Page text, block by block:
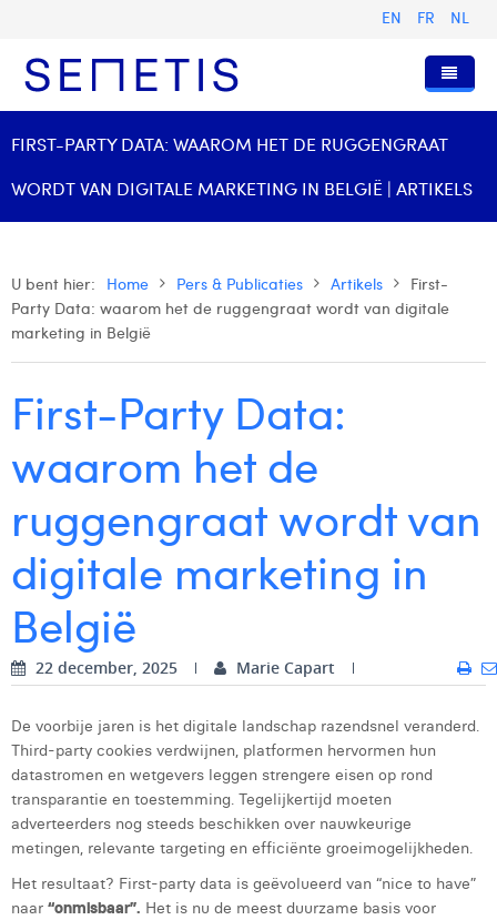
EN FR NL
Digital Advertising
Technologie
Wie zijn wij
Het Team
Arthur Collard
Charlie Deschamps
Dhan Claes
Diane Tremouroux
Edouard Polet
Elio Civalleri
Floriane Defacqz
Glenn Vanderlinden
Hanne Van Loock
Janne Beke
Omnicom Media Group
Artikels
Persberichten
Klanten
Strategy Director
Digital Business Analyst
Digital Business Consultant NL
Digital Business Intern
Contact
FIRST-PARTY DATA: WAAROM HET DE RUGGENGRAAT
WORDT VAN DIGITALE MARKETING IN BELGIË | ARTIKELS
U bent hier: Home Pers & Publicaties Artikels
First-
Party Data: waarom het de ruggengraat wordt van digitale
marketing in België
First-Party Data:
waarom het de
ruggengraat wordt van
digitale marketing in
België
22 december, 2025 Marie Capart
De voorbije jaren is het digitale landschap razendsnel veranderd.
Third-party cookies verdwijnen, platformen hervormen hun
datastromen en wetgevers leggen strengere eisen op rond
transparantie en toestemming. Tegelijkertijd moeten
adverteerders nog steeds beschikken over nauwkeurige
metingen, relevante targeting en efficiënte groeimogelijkheden.
Het resultaat? First-party data is geëvolueerd van “nice to have”
naar “onmisbaar”. Het is nu de meest duurzame basis voor